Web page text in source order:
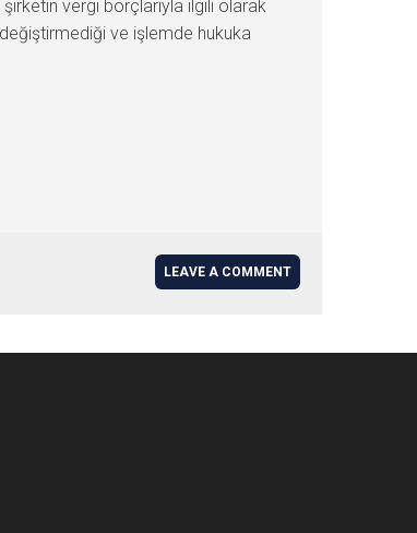
vergi borçlarıyla ilgili olarak
ve işlemde hukuka
LEAVE A COMMENT